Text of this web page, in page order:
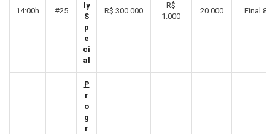
14:00h #25
ly
S
p
e
ci
al
R$ 300.000
R$
1.000
20.000 Final 8º
P
r
o
g
r